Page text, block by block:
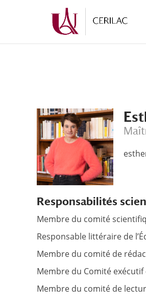
Responsabilités
Membre du comité
Responsable littéraire de
Membre du comité de
Membre du Comité exécutif
Membre du comité de